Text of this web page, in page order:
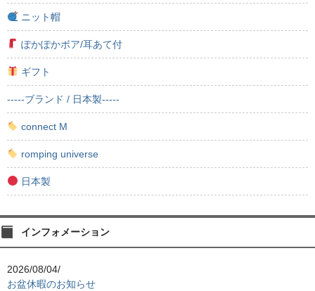
ニット帽
ぽかぽかボア/耳あて付
ギフト
-----ブランド / 日本製-----
connect M
romping universe
日本製
インフォメーション
2026/08/04/
お盆休暇のお知らせ